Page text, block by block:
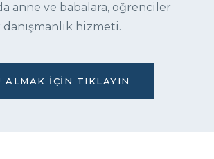
anne ve babalara, öğrenciler
hizmeti.
ALMAK İÇIN TIKLAYIN